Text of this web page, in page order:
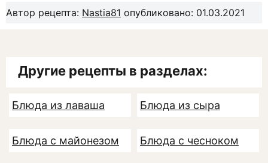
Автор рецепта: Nastia81 опубликовано: 01.03.2021
Другие рецепты в разделах:
Блюда из лаваша Блюда из сыра
Блюда с майонезом Блюда с чесноком